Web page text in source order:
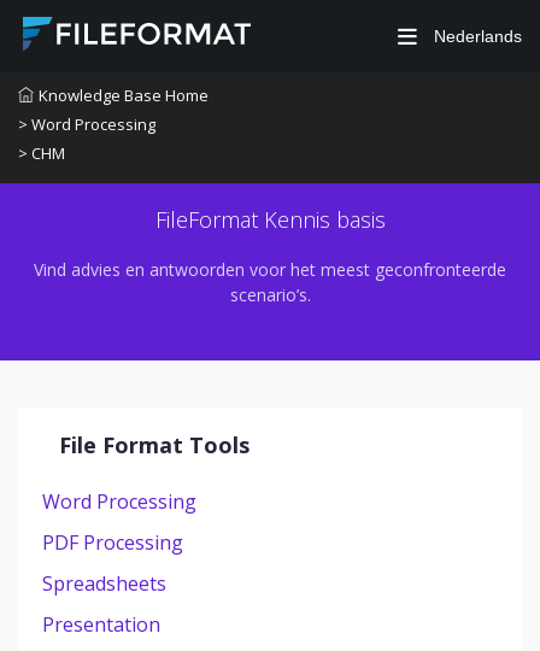
Nederlands
Knowledge Base Home
> Word Processing
> CHM
FileFormat Kennis basis
Vind advies en antwoorden voor het meest geconfronteerde
scenario’s.
File Format Tools
Word Processing
PDF Processing
Spreadsheets
Presentation